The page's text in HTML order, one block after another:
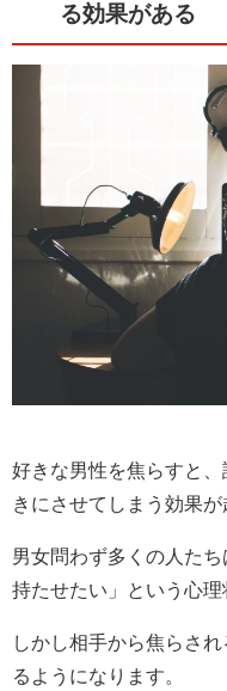
る効果がある
好きな男性を焦らすと
きにさせてしまう効果が
男女問わず多くの人た
持たせたい」という心理
しかし相手から焦らさ
るようになります。